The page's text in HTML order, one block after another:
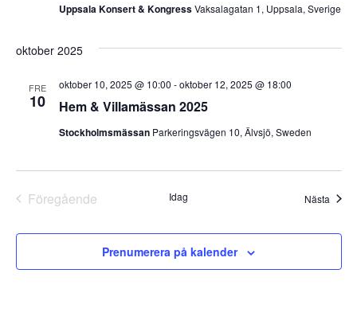
Uppsala Konsert & KongressVaksalagatan 1, Uppsala, Sverige
oktober 2025
FRE
10 Hem & Villamässan 2025
oktober 10, 2025 @ 10:00 -oktober 12, 2025 @ 18:00
Stockholmsmässan Parkeringsvägen 10, Älvsjö, Sweden
Föregående
Idag Nästa
Prenumerera på kalender